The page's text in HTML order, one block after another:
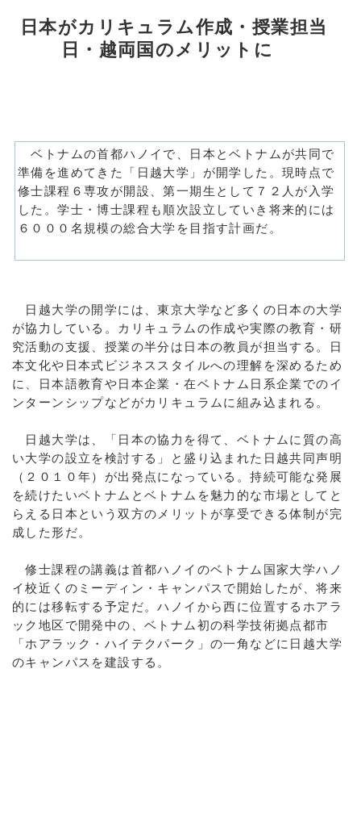
日本がカリキュラム作成・授業担当
日・越両国のメリットに
ベトナムの首都ハノイで、日本とベトナムが共同で
準備を進めてきた「日越大学」が開学した。現時点で
修士課程６専攻が開設、第一期生として７２人が入学
した。学士・博士課程も順次設立していき将来的には
６０００名規模の総合大学を目指す計画だ。
日越大学の開学には、東京大学など多くの日本の大学
が協力している。カリキュラムの作成や実際の教育・研
究活動の支援、授業の半分は日本の教員が担当する。日
本文化や日本式ビジネススタイルへの理解を深めるため
に、日本語教育や日本企業・在ベトナム日系企業でのイ
ンターンシップなどがカリキュラムに組み込まれる。
日越大学は、「日本の協力を得て、ベトナムに質の高
い大学の設立を検討する」と盛り込まれた日越共同声明
（２０１０年）が出発点になっている。持続可能な発展
を続けたいベトナムとベトナムを魅力的な市場としてと
らえる日本という双方のメリットが享受できる体制が完
成した形だ。
修士課程の講義は首都ハノイのベトナム国家大学ハノ
イ校近くのミーディン・キャンパスで開始したが、将来
的には移転する予定だ。ハノイから西に位置するホアラ
ック地区で開発中の、ベトナム初の科学技術拠点都市
「ホアラック・ハイテクパーク」の一角などに日越大学
のキャンパスを建設する。